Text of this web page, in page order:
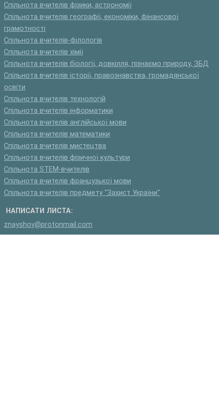
Спільнота вчителів фізики, астрономії
Спільнота вчителів географії, економіки, фінансової
грамотності
Спільнота вчителів-філологів
Спільнота вчителів хімії
Спільнота вчителів біології, довкілля, пізнаємо природу, ЗБД
Спільнота вчителів історії, правознавства, громадянської
освіти
Спільнота вчителів технологій
Спільнота вчителів інформатики
Спільнота вчителів англійської мови
Спільнота вчителів математики
Спільнота вчителів мистецтва
Спільнота вчителів фізичної культури
Спільнота STEM-вчителів
Спільнота вчителів французької мови
Спільнота вчителів предмету "Захист України"
НАПИСАТИ ЛИСТА:
znayshov@protonmail.com